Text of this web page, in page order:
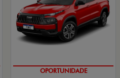
SUPERVALORIZAÇÃO DO USADO